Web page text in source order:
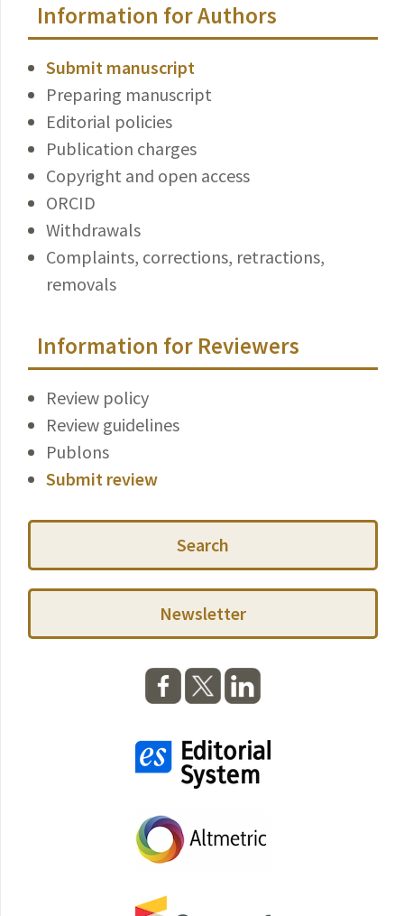
Information for Authors
Submit manuscript
Preparing manuscript
Editorial policies
Publication charges
Copyright and open access
ORCID
Withdrawals
Complaints, corrections, retractions,
removals
Information for Reviewers
Review policy
Review guidelines
Publons
Submit review
Search
Newsletter